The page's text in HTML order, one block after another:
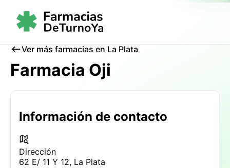
Ver más farmacias en La Plata
Farmacia Oji
Información de contacto
Dirección
62 E/ 11 Y 12, La Plata